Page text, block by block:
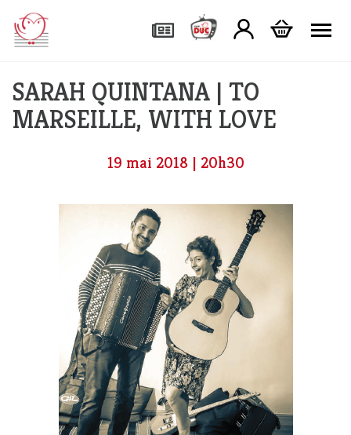
SARAH QUINTANA | TO
MARSEILLE, WITH LOVE
19 mai 2018 | 20h30